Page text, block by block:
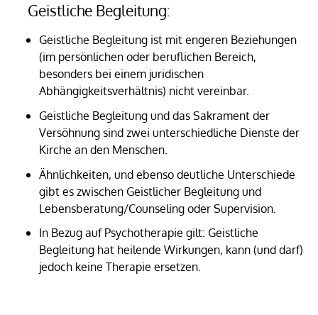
Geistliche Begleitung:
Geistliche Begleitung ist mit engeren Beziehungen
(im persönlichen oder beruflichen Bereich,
besonders bei einem juridischen
Abhängigkeitsverhältnis) nicht vereinbar.
Geistliche Begleitung und das Sakrament der
Versöhnung sind zwei unterschiedliche Dienste der
Kirche an den Menschen.
Ähnlichkeiten, und ebenso deutliche Unterschiede
gibt es zwischen Geistlicher Begleitung und
Lebensberatung/Counseling oder Supervision.
In Bezug auf Psychotherapie gilt: Geistliche
Begleitung hat heilende Wirkungen, kann (und darf)
jedoch keine Therapie ersetzen.